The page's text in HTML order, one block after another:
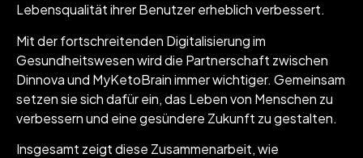
Lebensqualität ihrer Benutzer erheblich verbessert.
Mit der fortschreitenden Digitalisierung im
Gesundheitswesen wird die Partnerschaft zwischen
Dinnova und MyKetoBrain immer wichtiger. Gemeinsam
setzen sie sich dafür ein, das Leben von Menschen zu
verbessern und eine gesündere Zukunft zu gestalten.
Insgesamt zeigt diese Zusammenarbeit, wie